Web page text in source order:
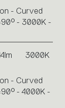
- Curved
- 3000K -
3000K
- Curved
- 4000K -